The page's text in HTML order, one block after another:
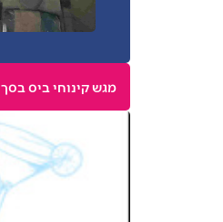
מגש קינוחי ביס בסך 150 ש"ח בהזמנת אירוע מגשי אירוח (מינימום הזמנה 1000 ש"ח)